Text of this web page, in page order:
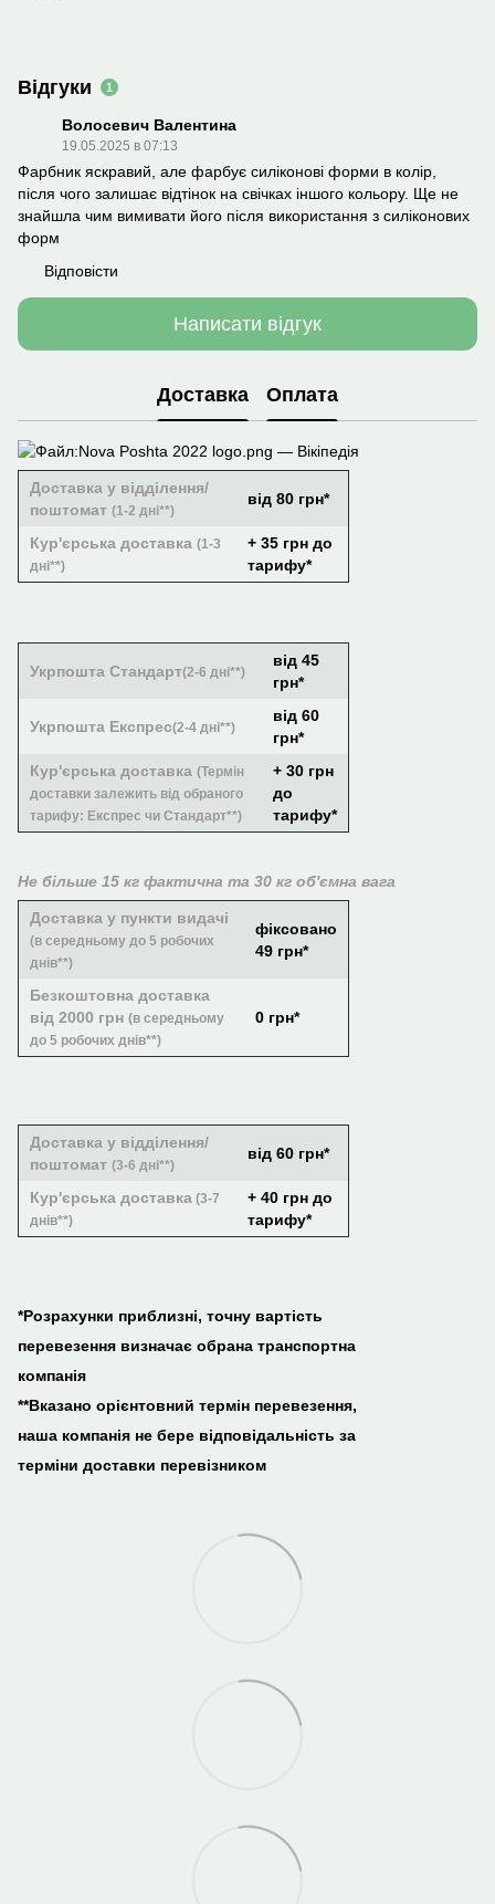
Відгуки 1
Волосевич Валентина
19.05.2025 в 07:13
Фарбник яскравий, але фарбує силіконові форми в колір,
після чого залишає відтінок на свічках іншого кольору. Ще не
знайшла чим вимивати його після використання з силіконових
форм
Відповісти
Написати відгук
Доставка Оплата
Доставка у відділення/
поштомат (1-2 дні**)
від 80 грн*
Кур'єрська доставка (1-3
дні**)
+ 35 грн до
тарифу*
Укрпошта Стандарт(2-6 дні**)
від 45
грн*
Укрпошта Експрес(2-4 дні**)
від 60
грн*
Кур'єрська доставка (Термін
доставки залежить від обраного
тарифу: Експрес чи Стандарт**)
+ 30 грн
до
тарифу*
Не більше 15 кг фактична та 30 кг об'ємна вага
Доставка у пункти видачі
(в середньому до 5 робочих
днів**)
фіксовано
49 грн*
Безкоштовна доставка
від 2000 грн (в середньому
до 5 робочих днів**)
0 грн*
Доставка у відділення/
поштомат (3-6 дні**)
від 60 грн*
Кур'єрська доставка (3-7
днів**)
+ 40 грн до
тарифу*
*Розрахунки приблизні, точну вартість
перевезення визначає обрана транспортна
компанія
**Вказано орієнтовний термін перевезення,
наша компанія не бере відповідальність за
терміни доставки перевізником